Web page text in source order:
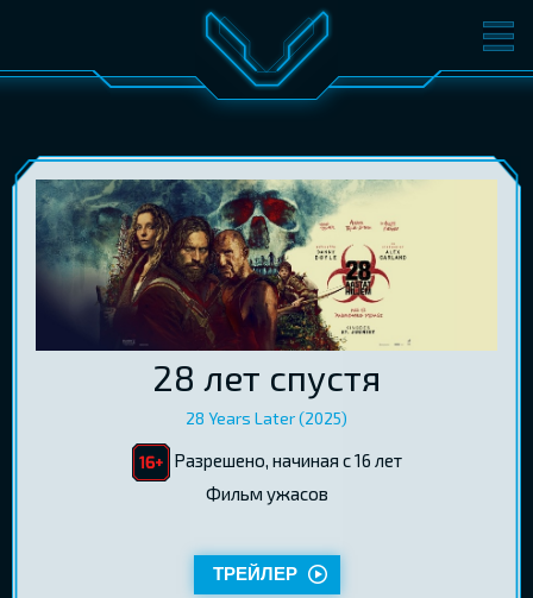
ФИЛЬМЫ БИЛЕТЫ
КОНФЕРЕНЦИИ КИНОКЛУБ-V
ПОДАРОЧНЫЕ КАРТЫ
28 лет спустя
28 Years Later (2025)
Разрешено, начиная с 16 лет
Фильм ужасов
ТРЕЙЛЕР